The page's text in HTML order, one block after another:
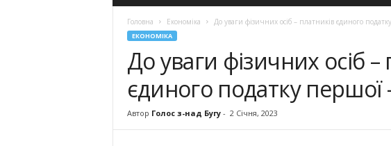
Головна Економіка До уваги фізичних осіб – платників єдиного
ЕКОНОМІКА
До уваги фізичних осіб –
єдиного податку першої
Автор Голос з-над Бугу- 2 Січня, 2023